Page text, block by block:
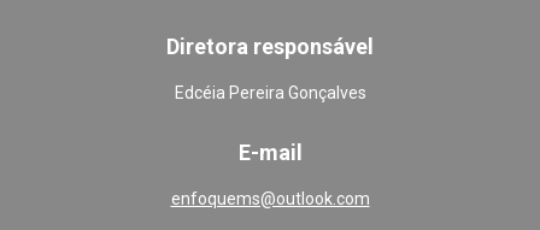
Diretora responsável
Edcéia Pereira Gonçalves
E-mail
enfoquems@outlook.com